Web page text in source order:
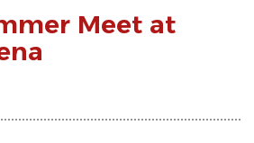
Meet at